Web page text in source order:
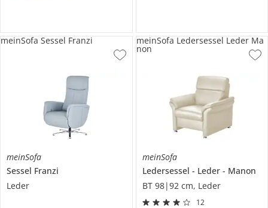
meinSofa
Sessel Franzi
Leder
meinSofa Sessel Franzi
meinSofa
Ledersessel
Leder
Manon
BT 98|92 cm, Leder
12
meinSofa Ledersessel Leder Ma
non